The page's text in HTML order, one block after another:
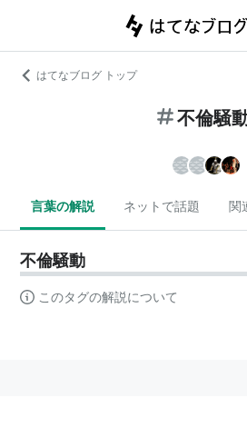
はてなブログ トップ
不倫騒
言葉の解説 ネットで話題 関
不倫騒動
このタグの解説について